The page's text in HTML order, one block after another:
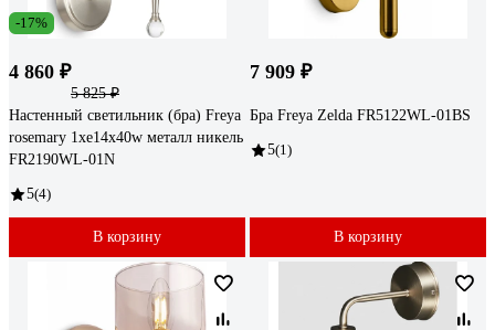
-17%
4 860 ₽
5 825 ₽
Настенный светильник (бра) Freya
rosemary 1хe14x40w металл никель
FR2190WL-01N
5(4)
В корзину
7 909 ₽
Бра Freya Zelda FR5122WL-01BS
5(1)
В корзину